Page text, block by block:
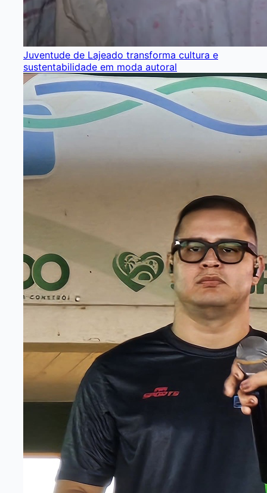
Juventude de Lajeado transforma cultura e
sustentabilidade em moda autoral